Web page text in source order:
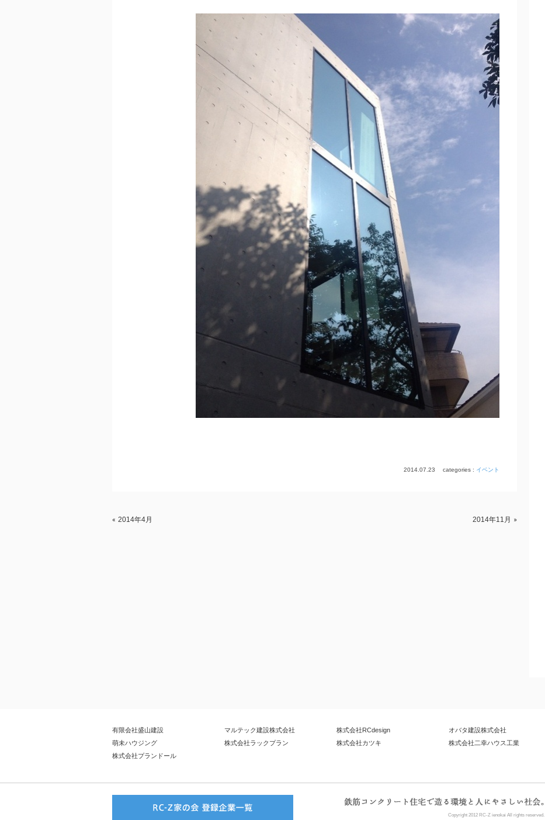
2014.07.23 categories : イベント
2014年4月 2014年11月
有限会社盛山建設 マルテック建設株式会社 株式会社RCdesign オバタ建設株式会社
萌未ハウジング
株式会社ラックプラン 株式会社カツキ 株式会社二幸ハウス工業
株式会社プランドール
Copyright 2012 RC-Z ienokai All rights reserved.